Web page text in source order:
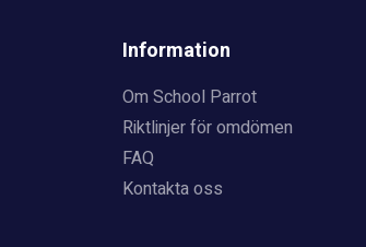
Information
Om School Parrot
Riktlinjer för omdömen
FAQ
Kontakta oss